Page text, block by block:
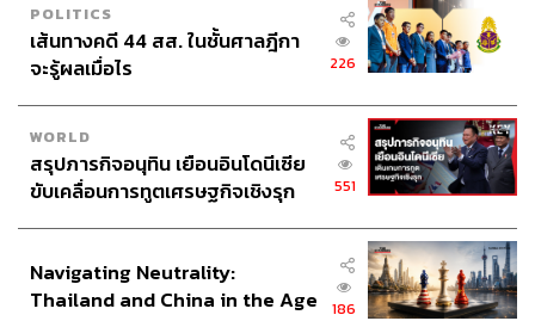
POLITICS
เส้นทางคดี 44 สส. ในชั้นศาลฎีกา
จะรู้ผลเมื่อไร
226
WORLD
สรุปภารกิจอนุทิน เยือนอินโดนีเซีย
ขับเคลื่อนการทูตเศรษฐกิจเชิงรุก
551
Navigating Neutrality:
Thailand and China in the Age
186